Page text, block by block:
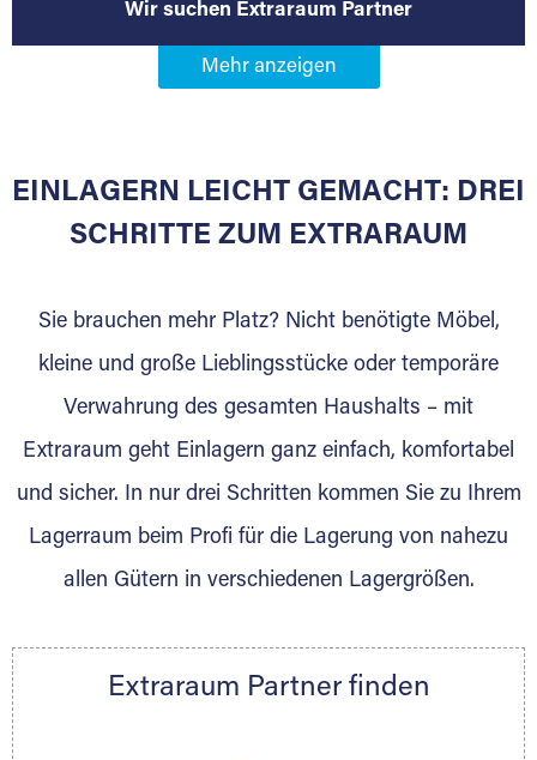
Wir suchen Extraraum Partner
Werden Sie Extraraum Partner in
Sie bieten Kunden Lagerraum zur Miete, der
für die Einlagerung von Umzugsgut gebaut
Lagerkunden und Vermietungen.
Ihre Vorteile als Extraraum Partner:
Marktgerechte Preise
Digitale Buchungsplattform
Gewinnung von Neukunden
Nachricht.
Telefon:+49 6145 5442 - 404
EINLAGERN LEICHT GEMACHT: DREI
SCHRITTE ZUM EXTRARAUM
Sie brauchen mehr Platz? Nicht benötigte Möbel,
kleine und große Lieblingsstücke oder temporäre
Verwahrung des gesamten Haushalts – mit
Extraraum geht Einlagern ganz einfach, komfortabel
und sicher. In nur drei Schritten kommen Sie zu Ihrem
Lagerraum beim Profi für die Lagerung von nahezu
allen Gütern in verschiedenen Lagergrößen.
Extraraum Partner finden